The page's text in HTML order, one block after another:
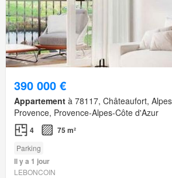
390 000 €
Appartement à 78117, Châteaufort,
Provence, Provence-Alpes-Côte d'Azur
4 75 m²
Parking
Il y a 1 jour
LEBONCOIN